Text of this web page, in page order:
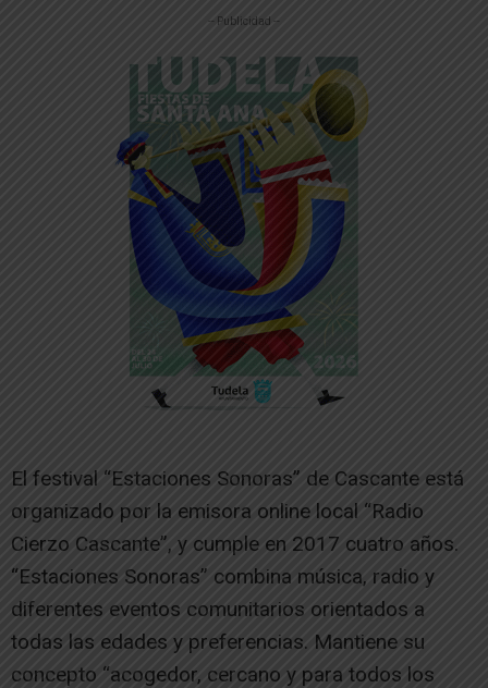
-- Publicidad --
El festival “Estaciones Sonoras” de Cascante está
organizado por la emisora online local “Radio
Cierzo Cascante”, y cumple en 2017 cuatro años.
“Estaciones Sonoras” combina música, radio y
diferentes eventos comunitarios orientados a
todas las edades y preferencias. Mantiene su
concepto “acogedor, cercano y para todos los